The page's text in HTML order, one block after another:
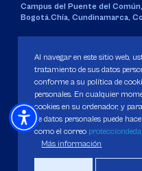
Campus del Puente del Común,
Bogotá.Chía, Cundinamarca,
Personería Jurídica:Resolución
Ministerio de Educación Nacional.
Política de Protección de
Al navegar en este sitio web,
tratamiento de sus datos
conforme a su política de
personales. En cualquier
cookies en su ordenador, y
de datos personales puede
como el correo
Más información